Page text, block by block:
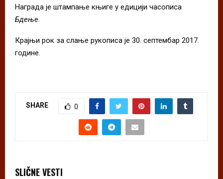
Награда је штампање књиге у едицији часописа
Бдење
Крајњи рок за слање рукописа је 30. септембар 2017.
године.
SHARE 0
SLIČNE VESTI